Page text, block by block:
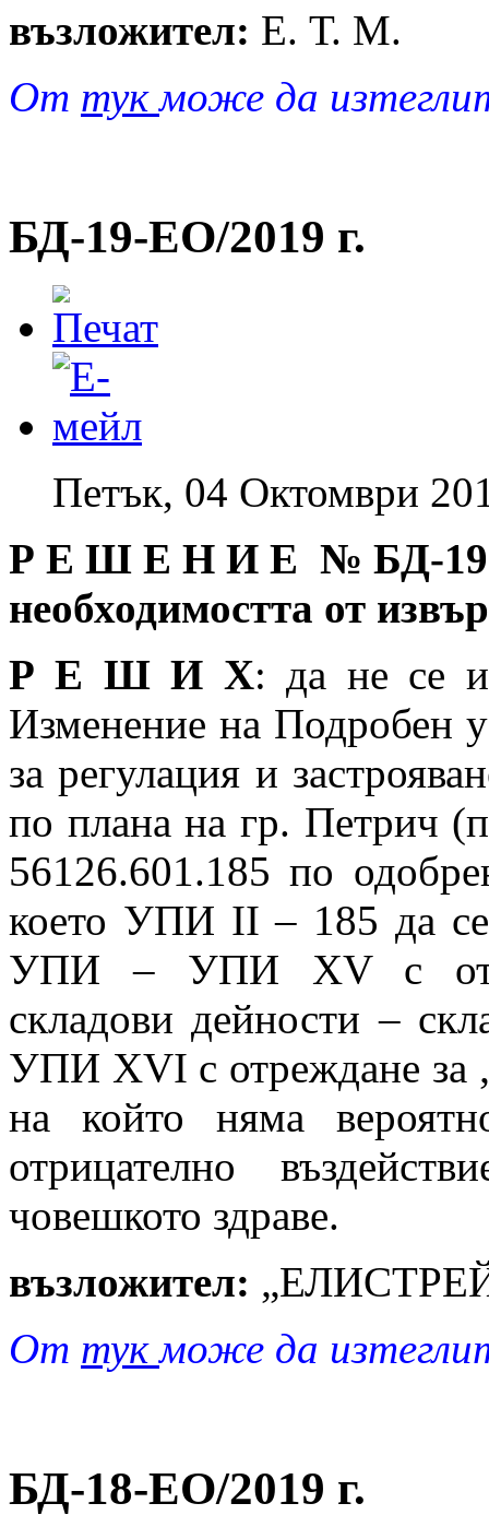
възложител: Е. Т. М.
От тукможе да
БД-19-EO/2019 г.
Петък, 04 Октомври
Р Е Ш Е Н И Е № БД-
необходимостта от
Р Е Ш И Х: да не се
Изменение на Подробен
за регулация и
по плана на гр. Петрич
56126.601.185 по
което УПИ II – 185 да се
УПИ – УПИ XV с
складови дейности –
УПИ XVI с отреждане за
на който няма
отрицателно
човешкото здраве.
възложител:
От тукможе да
БД-18-EO/2019 г.